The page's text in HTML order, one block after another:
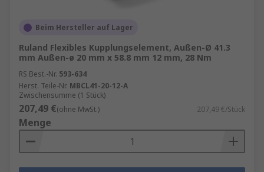
Beim Hersteller auf Lager
Ruland Flexibles Kupplungselement, Außen-Ø 41.3
mm Außen-ø 20 mm x 58.8 mm 12 mm, 28 Nm
RS Best.-Nr. 593-634
Herst. Teile-Nr. MBCL41-20-12-A
Zwischensumme (1 Stück)
207,49 €(ohne MwSt.) 207,49 €/Stück
Menge